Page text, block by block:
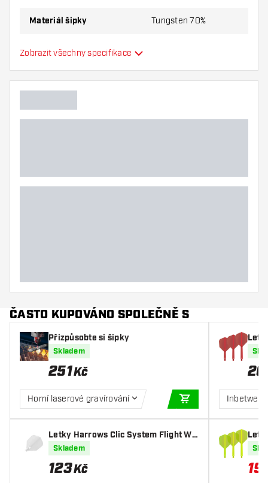
Materiál šipky Tungsten 70%
Úchop nosu šipky
Hráč šipek
Tvar šipky
Zobrazit všechny specifikace
ČASTO KUPOVÁNO SPOLEČNĚ S
Přizpůsobte si šipky
Skladem
251Kč
Horní laserové gravírování
PŘIDAT DO KOŠÍKU
Letky Harrows Clic System Flight Wh
ite
Skladem
123Kč
Inbetween